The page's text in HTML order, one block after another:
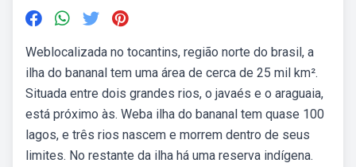
Weblocalizada no tocantins, região norte do brasil, a
ilha do bananal tem uma área de cerca de 25 mil km².
Situada entre dois grandes rios, o javaés e o araguaia,
está próximo às. Weba ilha do bananal tem quase 100
lagos, e três rios nascem e morrem dentro de seus
limites. No restante da ilha há uma reserva indígena.